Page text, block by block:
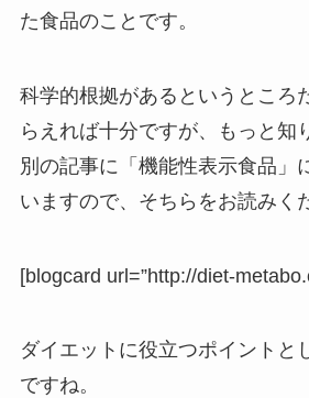
た食品のことです。
科学的根拠があるというところ
らえれば十分ですが、もっと知
別の記事に「機能性表示食品」
いますので、そちらをお読みく
[blogcard url=”http://diet-
ダイエットに役立つポイントと
ですね。